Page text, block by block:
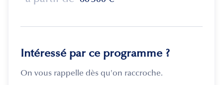
Intéressé par ce programme ?
On vous rappelle dès qu'on raccroche.